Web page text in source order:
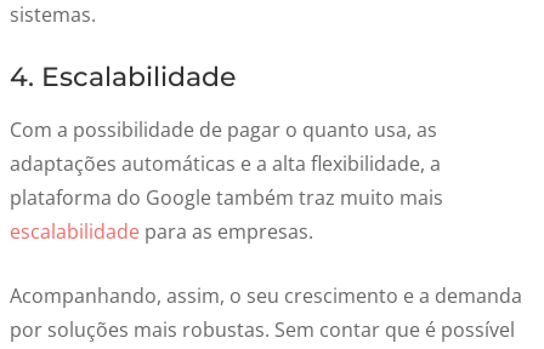
sistemas.
4. Escalabilidade
Com a possibilidade de pagar o quanto usa, as
adaptações automáticas e a alta flexibilidade, a
plataforma do Google também traz muito mais
escalabilidade para as empresas.
Acompanhando, assim, o seu crescimento e a demanda
por soluções mais robustas. Sem contar que é possível